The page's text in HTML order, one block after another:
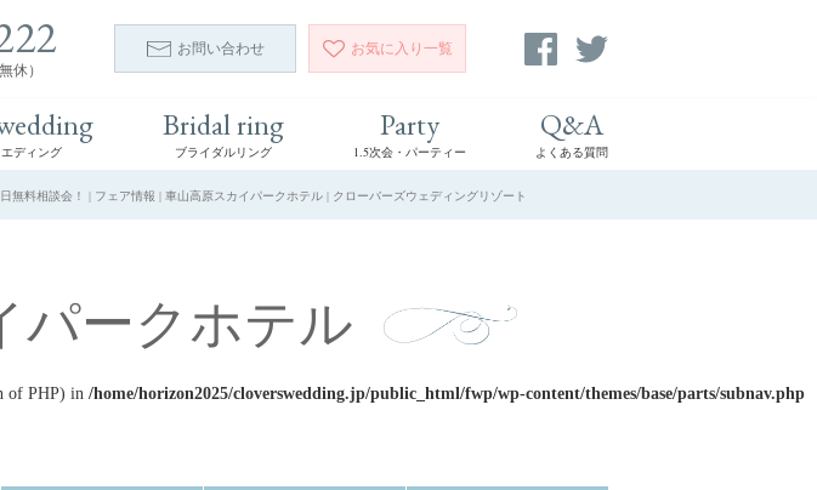
休）
お問い合わせ お気に入り 一覧
ディング
Bridal ring
ブライダルリング
Party
1.5次会・パーティー
Q&A
よくある質問
無料相談会！ | フェア情報 | 車山高原スカイパークホテル | クローバーズウェディングリゾート
パークホテル
of PHP) in /home/horizon2025/cloverswedding.jp/public_html/fwp/wp-content/themes/base/parts/subnav.php